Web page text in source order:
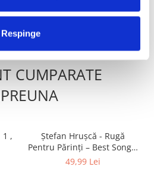
Respinge
ADAUGA IN COS
CUMPARATE
1 ,
Ștefan Hrușcă - Rugă
Pentru Părinți – Best Songs,
(CD)
49,99 Lei